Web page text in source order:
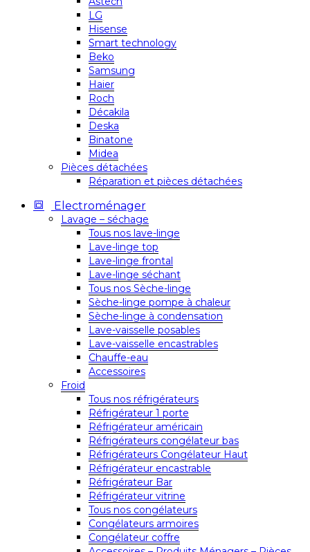
LG
Hisense
Smart technology
Beko
Samsung
Haier
Roch
Décakila
Deska
Binatone
Midea
Pièces détachées
Réparation et pièces détachées
Electroménager
Lavage – séchage
Tous nos lave-linge
Lave-linge top
Lave-linge frontal
Lave-linge séchant
Tous nos Sèche-linge
Sèche-linge pompe à chaleur
Sèche-linge à condensation
Lave-vaisselle posables
Lave-vaisselle encastrables
Chauffe-eau
Accessoires
Froid
Tous nos réfrigérateurs
Réfrigérateur 1 porte
Réfrigérateur américain
Réfrigérateurs congélateur bas
Réfrigérateurs Congélateur Haut
Réfrigérateur encastrable
Réfrigérateur Bar
Réfrigérateur vitrine
Tous nos congélateurs
Congélateurs armoires
Congélateur coffre